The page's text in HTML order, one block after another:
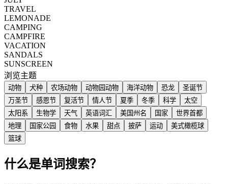
TRAVEL
LEMONADE
CAMPING
CAMPFIRE
VACATION
SANDALS
SUNSCREEN
浏览主题
动物 犬种 农场动物 动物园动物 海洋动物 恐龙
圣诞节
万圣节
感恩节 复活节 情人节 夏季 冬季 科学
太空
太阳系
生物学 天气 英语词汇 美国州名 国家
世界首都
地理
国家公园 食物 水果 甜点 披萨 运动
美式橄榄球
篮球
什么是单词搜索？